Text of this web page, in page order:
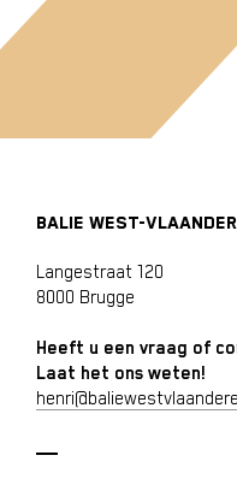
BALIE WEST-
Langestraat 120
8000 Brugge
Heeft u een vraag of
Laat het ons weten!